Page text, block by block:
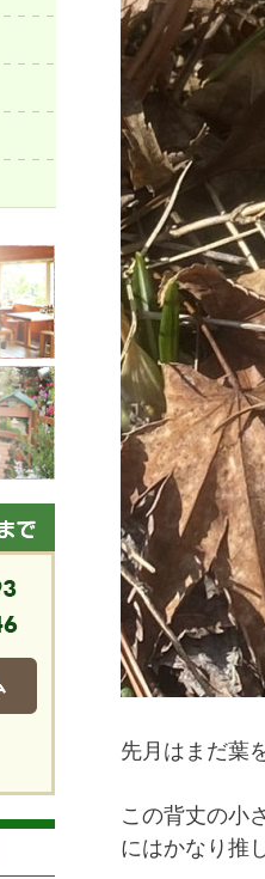
先月はまだ葉
この背丈の小
にはかなり推